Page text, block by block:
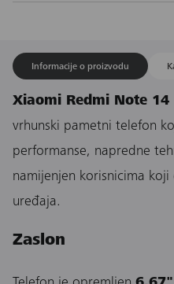
Informacije o proizvodu
Xiaomi Redmi Note 14
vrhunski pametni telefon
performanse, napredne
namijenjen korisnicima koji
uređaja.
Zaslon